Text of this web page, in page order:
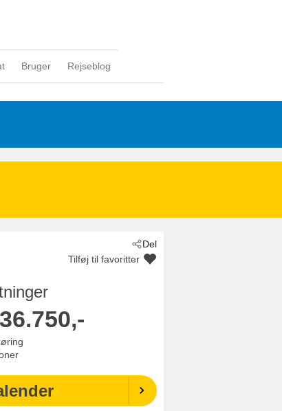
Bruger Rejseblog
Del
Tilføj til favoritter
36.750,-